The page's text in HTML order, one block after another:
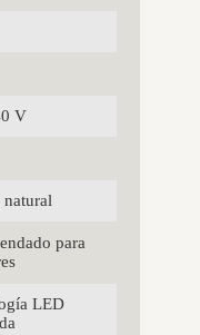
V
para
LED